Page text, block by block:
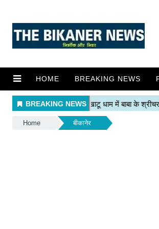
HOME BREAKING NEWS
Home बीकानेर